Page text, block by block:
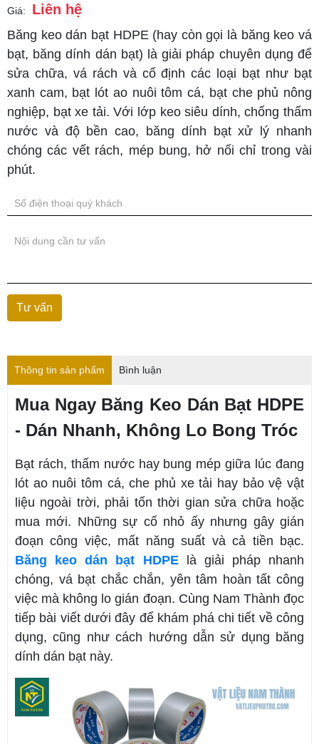
Giá: Liên hệ
Băng keo dán bạt HDPE (hay còn gọi là băng keo vá
bạt, băng dính dán bạt) là giải pháp chuyên dụng để
sửa chữa, vá rách và cố định các loại bạt như bạt
xanh cam, bạt lót ao nuôi tôm cá, bạt che phủ nông
nghiệp, bạt xe tải. Với lớp keo siêu dính, chống thấm
nước và độ bền cao, băng dính bạt xử lý nhanh
chóng các vết rách, mép bung, hở nối chỉ trong vài
phút.
Thông tin sản phẩm Bình luận
Mua Ngay Băng Keo Dán Bạt HDPE
- Dán Nhanh, Không Lo Bong Tróc
Bạt rách, thấm nước hay bung mép giữa lúc đang
lót ao nuôi tôm cá, che phủ xe tải hay bảo vệ vật
liệu ngoài trời, phải tốn thời gian sửa chữa hoặc
mua mới. Những sự cố nhỏ ấy nhưng gây gián
đoạn công việc, mất năng suất và cả tiền bạc.
Băng keo dán bạt HDPElà giải pháp nhanh
chóng, vá bạt chắc chắn, yên tâm hoàn tất công
việc mà không lo gián đoạn. Cùng Nam Thành đọc
tiếp bài viết dưới đây để khám phá chi tiết về công
dụng, cũng như cách hướng dẫn sử dụng băng
dính dán bạt này.